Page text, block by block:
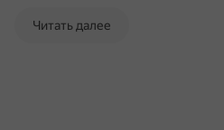
Читать далее